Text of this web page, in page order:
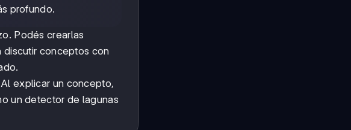
profundo.
Podés crearlas
discutir conceptos con
explicar un concepto,
un detector de lagunas